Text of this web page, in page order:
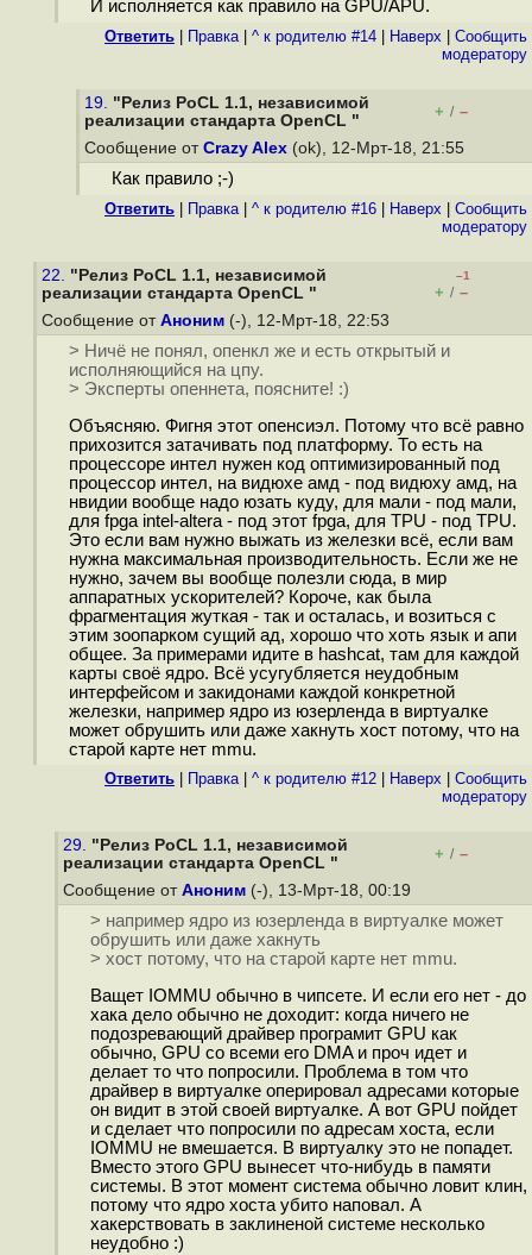
И исполняется как правило на GPU/APU.
Ответить Правка| ^ к родителю #14 Наверх
Cообщить
модератору
19. "Релиз PoCL 1.1, независимой
реализации стандарта OpenCL "
+ / –
Сообщение от Crazy Alex (ok), 12-Мрт-18, 21:55
Как правило ;-)
Ответить Правка| ^ к родителю #16 Наверх
Cообщить
модератору
22. "Релиз PoCL 1.1, независимой
реализации стандарта OpenCL "
–1
+ / –
Сообщение от Аноним (-), 12-Мрт-18, 22:53
> Ничё не понял, опенкл же и есть открытый и
исполняющийся на цпу.
> Эксперты опеннета, поясните! :)
Объясняю. Фигня этот опенсиэл. Потому что всё равно
прихозится затачивать под платформу. То есть на
процессоре интел нужен код оптимизированный под
процессор интел, на видюхе амд - под видюху амд, на
нвидии вообще надо юзать куду, для мали - под мали,
для fpga intel-altera - под этот fpga, для TPU - под TPU.
Это если вам нужно выжать из железки всё, если вам
нужна максимальная производительность. Если же не
нужно, зачем вы вообще полезли сюда, в мир
аппаратных ускорителей? Короче, как была
фрагментация жуткая - так и осталась, и возиться с
этим зоопарком сущий ад, хорошо что хоть язык и апи
общее. За примерами идите в hashcat, там для каждой
карты своё ядро. Всё усугубляется неудобным
интерфейсом и закидонами каждой конкретной
железки, например ядро из юзерленда в виртуалке
может обрушить или даже хакнуть хост потому, что на
старой карте нет mmu.
Ответить Правка| ^ к родителю #12 Наверх
Cообщить
модератору
29. "Релиз PoCL 1.1, независимой
реализации стандарта OpenCL "
+ / –
Сообщение от Аноним (-), 13-Мрт-18, 00:19
> например ядро из юзерленда в виртуалке может
обрушить или даже хакнуть
> хост потому, что на старой карте нет mmu.
Ващет IOMMU обычно в чипсете. И если его нет - до
хака дело обычно не доходит: когда ничего не
подозревающий драйвер програмит GPU как
обычно, GPU со всеми его DMA и проч идет и
делает то что попросили. Проблема в том что
драйвер в виртуалке оперировал адресами которые
он видит в этой своей виртуалке. А вот GPU пойдет
и сделает что попросили по адресам хоста, если
IOMMU не вмешается. В виртуалку это не попадет.
Вместо этого GPU вынесет что-нибудь в памяти
системы. В этот момент система обычно ловит клин,
потому что ядро хоста убито наповал. А
хакерствовать в заклиненой системе несколько
неудобно :)